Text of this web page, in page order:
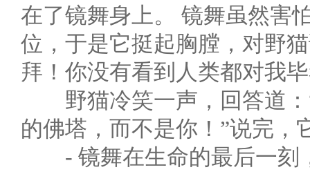
在了镜舞身上。 镜舞虽然害
位，于是它挺起胸膛，对野
拜！你没有看到人类都对我
野猫冷笑一声，回答道：
的佛塔，而不是你！”说完，
- 镜舞在生命的最后一刻